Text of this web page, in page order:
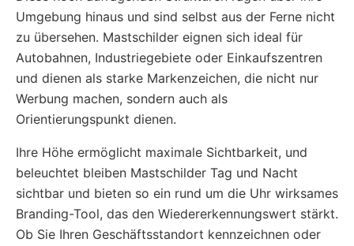
Umgebung hinaus und sind selbst aus der Ferne nicht
zu übersehen. Mastschilder eignen sich ideal für
Autobahnen, Industriegebiete oder Einkaufszentren
und dienen als starke Markenzeichen, die nicht nur
Werbung machen, sondern auch als
Orientierungspunkt dienen.
Ihre Höhe ermöglicht maximale Sichtbarkeit, und
beleuchtet bleiben Mastschilder Tag und Nacht
sichtbar und bieten so ein rund um die Uhr wirksames
Branding-Tool, das den Wiedererkennungswert stärkt.
Ob Sie Ihren Geschäftsstandort kennzeichnen oder